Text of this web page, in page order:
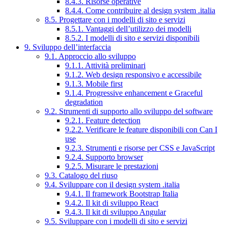
8.4.4. Come contribuire al design system .italia
8.5. Progettare con i modelli di sito e servizi
8.5.1. Vantaggi dell’utilizzo dei modelli
8.5.2. I modelli di sito e servizi disponibili
9. Sviluppo dell’interfaccia
9.1. Approccio allo sviluppo
9.1.1. Attività preliminari
9.1.2. Web design responsivo e accessibile
9.1.3. Mobile first
9.1.4. Progressive enhancement e Graceful
degradation
9.2. Strumenti di supporto allo sviluppo del software
9.2.1. Feature detection
9.2.2. Verificare le feature disponibili con Can I
use
9.2.3. Strumenti e risorse per CSS e JavaScript
9.2.4. Supporto browser
9.2.5. Misurare le prestazioni
9.3. Catalogo del riuso
9.4. Sviluppare con il design system .italia
9.4.1. Il framework Bootstrap Italia
9.4.2. Il kit di sviluppo React
9.4.3. Il kit di sviluppo Angular
9.5. Sviluppare con i modelli di sito e servizi